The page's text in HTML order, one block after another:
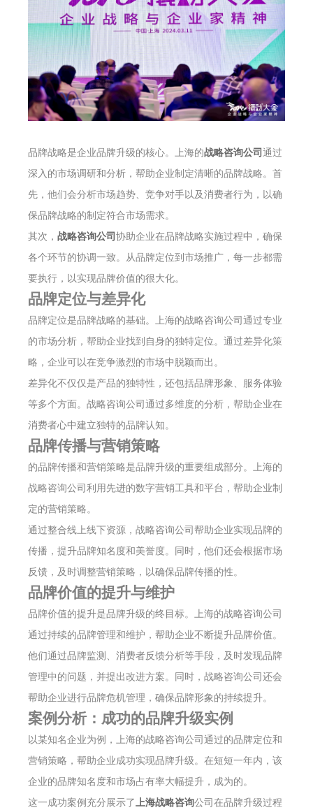
品牌战略是企业品牌升级的核心。上海的战略咨询公司通过
深入的市场调研和分析，帮助企业制定清晰的品牌战略。首
先，他们会分析市场趋势、竞争对手以及消费者行为，以确
保品牌战略的制定符合市场需求。
其次， 战略咨询公司协助企业在品牌战略实施过程中，确保
各个环节的协调一致。从品牌定位到市场推广，每一步都需
要执行，以实现品牌价值的很大化。
品牌定位与差异化
品牌定位是品牌战略的基础。上海的战略咨询公司通过专业
的市场分析，帮助企业找到自身的独特定位。通过差异化策
略，企业可以在竞争激烈的市场中脱颖而出。
差异化不仅仅是产品的独特性，还包括品牌形象、服务体验
等多个方面。战略咨询公司通过多维度的分析，帮助企业在
消费者心中建立独特的品牌认知。
品牌传播与营销策略
的品牌传播和营销策略是品牌升级的重要组成部分。上海的
战略咨询公司利用先进的数字营销工具和平台，帮助企业制
定的营销策略。
通过整合线上线下资源，战略咨询公司帮助企业实现品牌的
传播，提升品牌知名度和美誉度。同时，他们还会根据市场
反馈，及时调整营销策略，以确保品牌传播的性。
品牌价值的提升与维护
品牌价值的提升是品牌升级的终目标。上海的战略咨询公司
通过持续的品牌管理和维护，帮助企业不断提升品牌价值。
他们通过品牌监测、消费者反馈分析等手段，及时发现品牌
管理中的问题，并提出改进方案。同时，战略咨询公司还会
帮助企业进行品牌危机管理，确保品牌形象的持续提升。
案例分析：成功的品牌升级实例
以某知名企业为例，上海的战略咨询公司通过的品牌定位和
营销策略，帮助企业成功实现品牌升级。在短短一年内，该
企业的品牌知名度和市场占有率大幅提升，成为的。
这一成功案例充分展示了上海战略咨询公司在品牌升级过程